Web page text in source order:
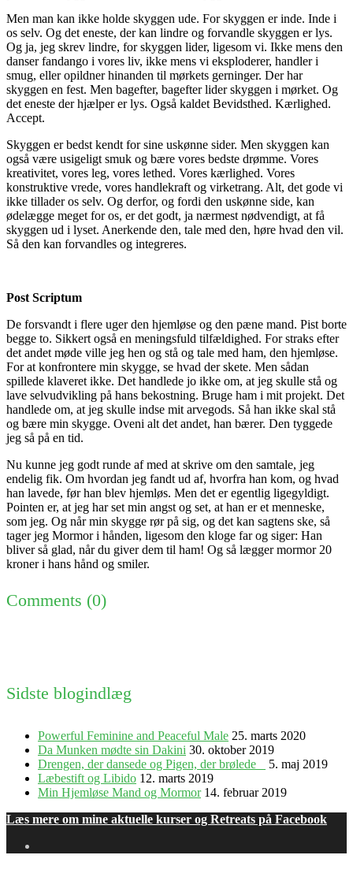
Men man kan ikke holde skyggen ude. For skyggen er inde. Inde i
os selv. Og det eneste, der kan lindre og forvandle skyggen er lys.
Og ja, jeg skrev lindre, for skyggen lider, ligesom vi. Ikke mens den
danser fandango i vores liv, ikke mens vi eksploderer, handler i
smug, eller opildner hinanden til mørkets gerninger. Der har
skyggen en fest. Men bagefter, bagefter lider skyggen i mørket. Og
det eneste der hjælper er lys. Også kaldet Bevidsthed. Kærlighed.
Accept.
Skyggen er bedst kendt for sine uskønne sider. Men skyggen kan
også være usigeligt smuk og bære vores bedste drømme. Vores
kreativitet, vores leg, vores lethed. Vores kærlighed. Vores
konstruktive vrede, vores handlekraft og virketrang. Alt, det gode vi
ikke tillader os selv. Og derfor, og fordi den uskønne side, kan
ødelægge meget for os, er det godt, ja nærmest nødvendigt, at få
skyggen ud i lyset. Anerkende den, tale med den, høre hvad den vil.
Så den kan forvandles og integreres.
Post Scriptum
De forsvandt i flere uger den hjemløse og den pæne mand. Pist borte
begge to. Sikkert også en meningsfuld tilfældighed. For straks efter
det andet møde ville jeg hen og stå og tale med ham, den hjemløse.
For at konfrontere min skygge, se hvad der skete. Men sådan
spillede klaveret ikke. Det handlede jo ikke om, at jeg skulle stå og
lave selvudvikling på hans bekostning. Bruge ham i mit projekt. Det
handlede om, at jeg skulle indse mit arvegods. Så han ikke skal stå
og bære min skygge. Oveni alt det andet, han bærer. Den tyggede
jeg så på en tid.
Nu kunne jeg godt runde af med at skrive om den samtale, jeg
endelig fik. Om hvordan jeg fandt ud af, hvorfra han kom, og hvad
han lavede, før han blev hjemløs. Men det er egentlig ligegyldigt.
Pointen er, at jeg har set min angst og set, at han er et menneske,
som jeg. Og når min skygge rør på sig, og det kan sagtens ske, så
tager jeg Mormor i hånden, ligesom den kloge far og siger: Han
bliver så glad, når du giver dem til ham! Og så lægger mormor 20
kroner i hans hånd og smiler.
Comments (0)
Sidste blogindlæg
Powerful Feminine and Peaceful Male 25. marts 2020
Da Munken mødte sin Dakini 30. oktober 2019
Drengen, der dansede og Pigen, der brølede
5. maj 2019
Læbestift og Libido 12. marts 2019
Min Hjemløse Mand og Mormor 14. februar 2019
Læs mere om mine aktuelle kurser og Retreats på Facebook